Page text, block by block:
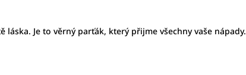
Je to věrný parťák, který přijme všechny vaše nápady.